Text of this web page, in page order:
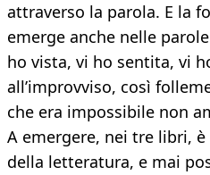
attraverso la parola. E la
emerge anche nelle
ho vista, vi ho sentita, vi
all’improvviso, così
che era impossibile non
A emergere, nei tre libri,
della letteratura, e mai